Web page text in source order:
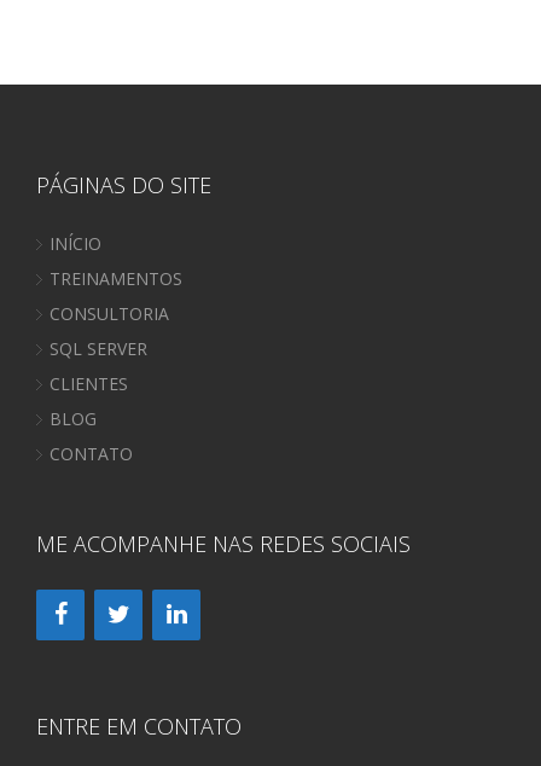
PÁGINAS DO SITE
INÍCIO
TREINAMENTOS
CONSULTORIA
SQL SERVER
CLIENTES
BLOG
CONTATO
ME ACOMPANHE NAS REDES SOCIAIS
ENTRE EM CONTATO